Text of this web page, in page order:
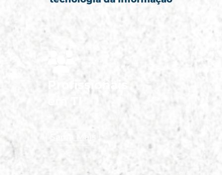
Profissionais
Saiba Mais